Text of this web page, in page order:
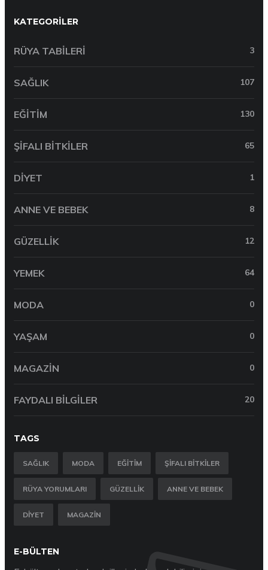
KATEGORILER
RÜYA TABILERI 3
SAĞLIK 107
EĞITIM 130
ŞIFALI BITKILER 65
DIYET 1
ANNE VE BEBEK 8
GÜZELLIK 12
YEMEK 64
MODA 0
YAŞAM 0
MAGAZIN 0
FAYDALI BILGILER 20
TAGS
SAĞLIK MODA EĞITIM ŞIFALI BITKILER
RÜYA YORUMLARI GÜZELLIK ANNE VE BEBEK
DIYET MAGAZIN
E-BÜLTEN